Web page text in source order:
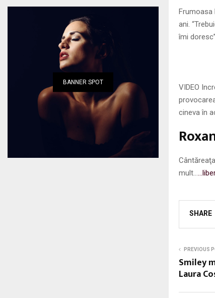
Frumoasa
ani.
îmi
VIDEO
cineva în
mult…
SHARE
PREVIOUS
Smiley
Laura
BANNER SPOT